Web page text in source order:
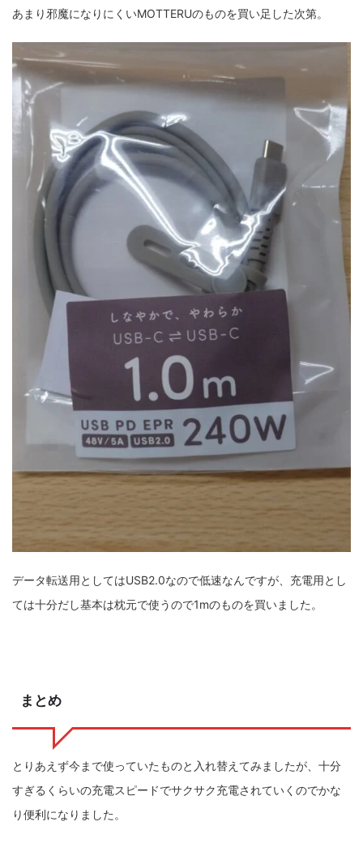
あまり邪魔になりにくいMOTTERUのものを買い足した次第。
データ転送用としてはUSB2.0なので低速なんですが、充電用とし
ては十分だし基本は枕元で使うので1mのものを買いました。
まとめ
とりあえず今まで使っていたものと入れ替えてみましたが、十分
すぎるくらいの充電スピードでサクサク充電されていくのでかな
り便利になりました。